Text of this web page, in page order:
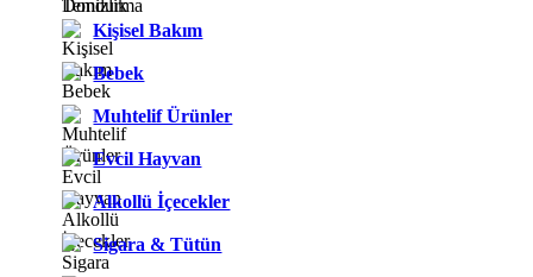
Kişisel Bakım
Bebek
Muhtelif Ürünler
Evcil Hayvan
Alkollü İçecekler
Sigara & Tütün